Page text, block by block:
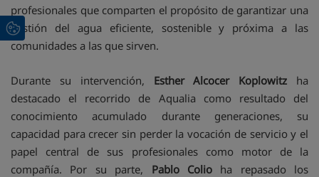
profesionales que comparten el propósito de garantizar una
gestión del agua eficiente, sostenible y próxima a las
comunidades a las que sirven.
Durante su intervención, Esther Alcocer Koplowitz ha
destacado el recorrido de Aqualia como resultado del
conocimiento acumulado durante generaciones, su
capacidad para crecer sin perder la vocación de servicio y el
papel central de sus profesionales como motor de la
compañía. Por su parte, Pablo Colioha repasado los